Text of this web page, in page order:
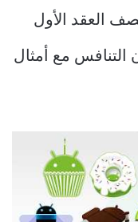
العقد الأول
التنافس مع أمثال